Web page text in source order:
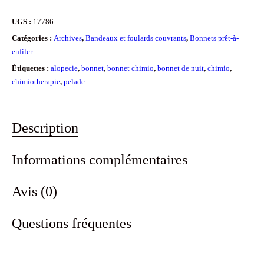
UGS : 17786
Catégories : Archives, Bandeaux et foulards couvrants, Bonnets prêt-à-
enfiler
Étiquettes : alopecie, bonnet, bonnet chimio, bonnet de nuit, chimio,
chimiotherapie, pelade
Description
Informations complémentaires
Avis (0)
Questions fréquentes